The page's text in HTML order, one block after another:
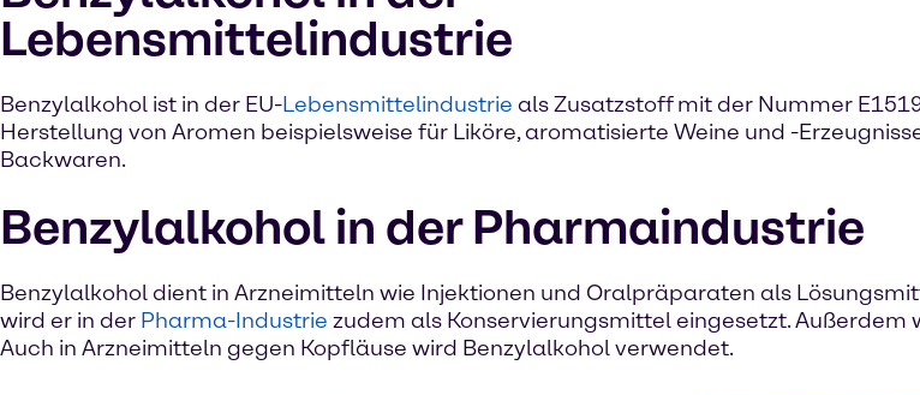
Lebensmittelindustrie
Benzylalkohol ist in der EU-Lebensmittelindustrie als Zusatzstoff mit der Nummer
Herstellung von Aromen beispielsweise für Liköre, aromatisierte Weine und -
Backwaren.
Benzylalkohol in der Pharmaindustrie
Benzylalkohol dient in Arzneimitteln wie Injektionen und Oralpräparaten als
wird er in der Pharma-Industrie zudem als Konservierungsmittel eingesetzt.
Auch in Arzneimitteln gegen Kopfläuse wird Benzylalkohol verwendet.